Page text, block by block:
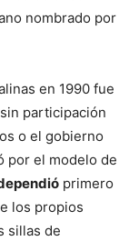
nombrado por
en 1990 fue
sin participación
o el gobierno
por el modelo de
primero
los propios
sillas de